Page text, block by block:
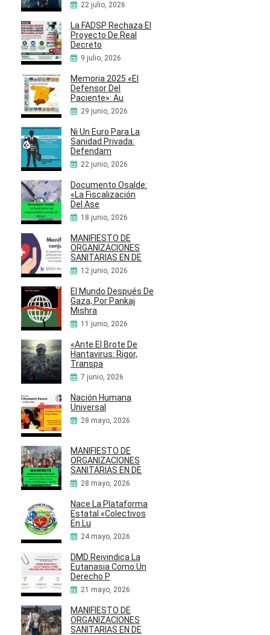
22 julio, 2026
La FADSP Rechaza El
Proyecto De Real
Decreto
9 julio, 2026
Memoria 2025 «El
Defensor Del
Paciente»: Au
29 junio, 2026
Ni Un Euro Para La
Sanidad Privada:
Defendam
22 junio, 2026
Documento Osalde:
«La Fiscalización
Del Ase
18 junio, 2026
MANIFIESTO DE
ORGANIZACIONES
SANITARIAS EN DE
12 junio, 2026
El Mundo Después De
Gaza, Por Pankaj
Mishra
11 junio, 2026
«Ante El Brote De
Hantavirus: Rigor,
Transpa
7 junio, 2026
Nación Humana
Universal
28 mayo, 2026
MANIFIESTO DE
ORGANIZACIONES
SANITARIAS EN DE
28 mayo, 2026
Nace La Plataforma
Estatal «Colectivos
En Lu
24 mayo, 2026
DMD Reivindica La
Eutanasia Como Un
Derecho P
21 mayo, 2026
MANIFIESTO DE
ORGANIZACIONES
SANITARIAS EN DE